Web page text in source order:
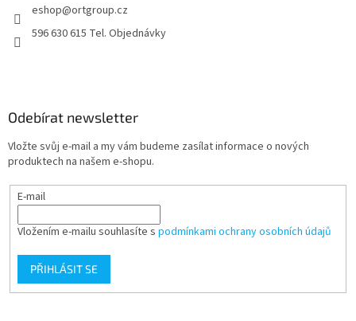
eshop@ortgroup.cz
596 630 615 Tel. Objednávky
Odebírat newsletter
Vložte svůj e-mail a my vám budeme zasílat informace o nových
produktech na našem e-shopu.
E-mail
Vložením e-mailu souhlasíte s podmínkami ochrany osobních údajů
PŘIHLÁSIT SE